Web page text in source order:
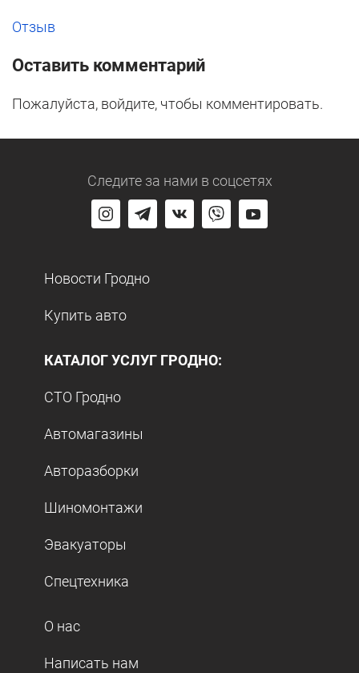
Отзыв
Оставить комментарий
Пожалуйста, войдите, чтобы комментировать.
Следите за нами в соцсетях
Новости Гродно
Купить авто
КАТАЛОГ УСЛУГ ГРОДНО:
СТО Гродно
Автомагазины
Авторазборки
Шиномонтажи
Эвакуаторы
Спецтехника
О нас
Написать нам